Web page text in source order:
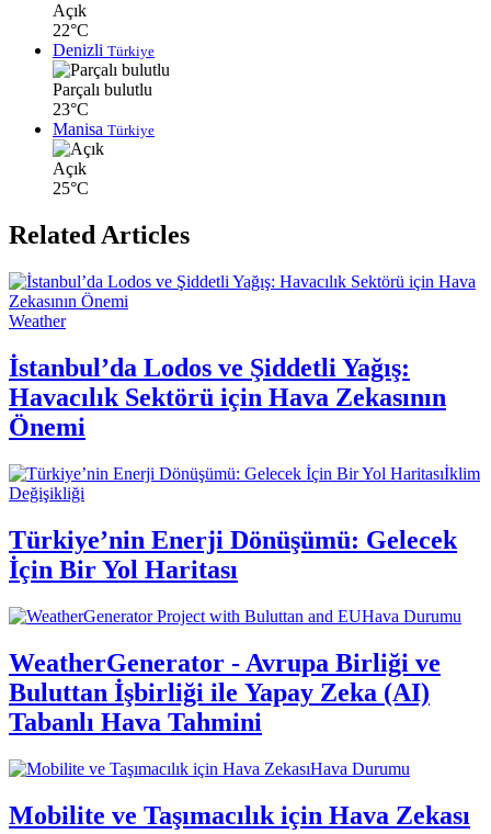
Açık
22°C
Denizli Türkiye
Parçalı bulutlu
23°C
Manisa Türkiye
Açık
25°C
Related Articles
Weather
İstanbul’da Lodos ve Şiddetli Yağış:
Havacılık Sektörü için Hava Zekasının
Önemi
İklim
Değişikliği
Türkiye’nin Enerji Dönüşümü: Gelecek
İçin Bir Yol Haritası
Hava Durumu
WeatherGenerator - Avrupa Birliği ve
Buluttan İşbirliği ile Yapay Zeka (AI)
Tabanlı Hava Tahmini
Hava Durumu
Mobilite ve Taşımacılık için Hava Zekası